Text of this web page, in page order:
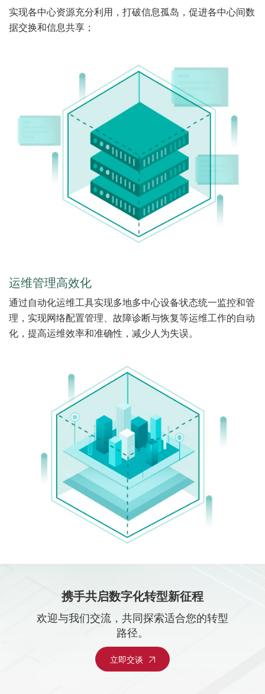
实现各中心资源充分利用，打破信息孤岛，促进各中心间数
据交换和信息共享；
运维管理高效化
通过自动化运维工具实现多地多中心设备状态统一监控和管
理，实现网络配置管理、故障诊断与恢复等运维工作的自动
化，提高运维效率和准确性，减少人为失误。
携手共启数字化转型新征程
欢迎与我们交流，共同探索适合您的转型
路径。
立即交谈